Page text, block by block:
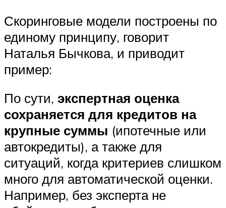
Скоринговые модели построены по
единому принципу, говорит
Наталья Бычкова, и приводит
пример:
По сути, экспертная оценка
сохраняется для кредитов на
крупные суммы (ипотечные или
автокредиты), а также для
ситуаций, когда критериев слишком
много для автоматической оценки.
Например, без эксперта не